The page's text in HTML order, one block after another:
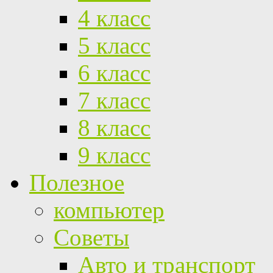
4 класс
5 класс
6 класс
7 класс
8 класс
9 класс
Полезное
компьютер
Советы
Авто и транспорт